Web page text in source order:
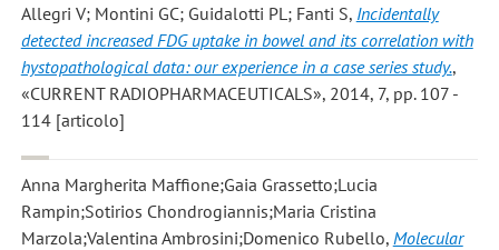
Allegri V; Montini GC; Guidalotti PL; Fanti S, Incidentally
detected increased FDG uptake in bowel and its correlation with
hystopathological data: our experience in a case series study.,
«CURRENT RADIOPHARMACEUTICALS», 2014, 7, pp. 107 -
114 [articolo]
Anna Margherita Maffione;Gaia Grassetto;Lucia
Rampin;Sotirios Chondrogiannis;Maria Cristina
Marzola;Valentina Ambrosini;Domenico Rubello, Molecular